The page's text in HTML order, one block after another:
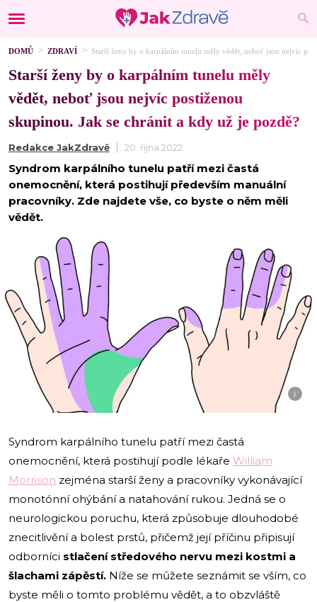
DOMŮ ZDRAVÍ Starší ženy by o karpálním tunelu měly vědět, neboť jsou nejvíc
Starší ženy by o karpálním tunelu měly
vědět, neboť jsou nejvíc postiženou
skupinou. Jak se chránit a kdy už je pozdě?
Redakce JakZdravě 20. října 2022
Syndrom karpálního tunelu patří mezi častá
onemocnění, která postihují především manuální
pracovníky. Zde najdete vše, co byste o něm měli
vědět.
i
Syndrom karpálního tunelu patří mezi častá
onemocnění, která postihují podle lékaře William
Morrison zejména starší ženy a pracovníky vykonávající
monotónní ohýbání a natahování rukou. Jedná se o
neurologickou poruchu, která způsobuje dlouhodobé
znecitlivění a bolest prstů, přičemž její příčinu připisují
odborníci stlačení středového nervu mezi kostmi a
šlachami zápěstí. Níže se můžete seznámit se vším, co
byste měli o tomto problému vědět, a to obzvláště